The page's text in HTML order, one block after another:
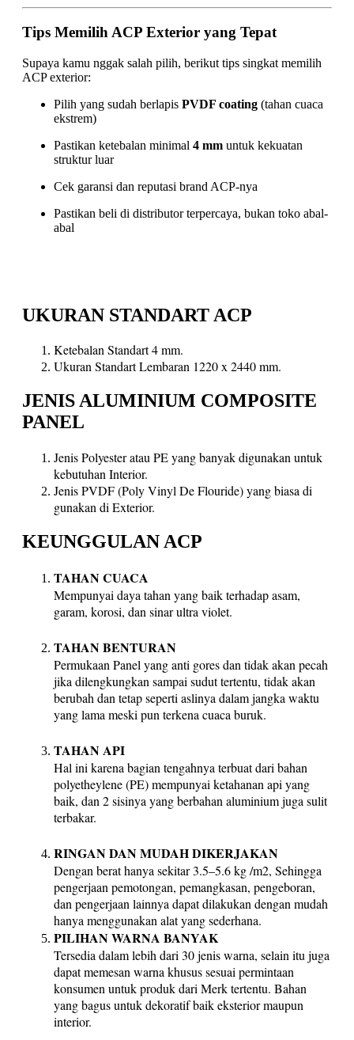
Tips Memilih ACP Exterior yang Tepat
Supaya kamu nggak salah pilih, berikut tips singkat memilih
ACP exterior:
Pilih yang sudah berlapis PVDF coating (tahan cuaca
ekstrem)
Pastikan ketebalan minimal 4 mm untuk kekuatan
struktur luar
Cek garansi dan reputasi brand ACP-nya
Pastikan beli di distributor terpercaya, bukan toko abal-
abal
UKURAN STANDART ACP
Ketebalan Standart 4 mm.
Ukuran Standart Lembaran 1220 x 2440 mm.
JENIS ALUMINIUM COMPOSITE
PANEL
Jenis Polyester atau PE yang banyak digunakan untuk
kebutuhan Interior.
Jenis PVDF (Poly Vinyl De Flouride) yang biasa di
gunakan di Exterior.
KEUNGGULAN ACP
TAHAN CUACA
Mempunyai daya tahan yang baik terhadap asam,
garam, korosi, dan sinar ultra violet.
TAHAN BENTURAN
Permukaan Panel yang anti gores dan tidak akan pecah
jika dilengkungkan sampai sudut tertentu, tidak akan
berubah dan tetap seperti aslinya dalam jangka waktu
yang lama meski pun terkena cuaca buruk.
TAHAN API
Hal ini karena bagian tengahnya terbuat dari bahan
polyetheylene (PE) mempunyai ketahanan api yang
baik, dan 2 sisinya yang berbahan aluminium juga sulit
terbakar.
RINGAN DAN MUDAH DIKERJAKAN
Dengan berat hanya sekitar 3.5–5.6 kg /m2, Sehingga
pengerjaan pemotongan, pemangkasan, pengeboran,
dan pengerjaan lainnya dapat dilakukan dengan mudah
hanya menggunakan alat yang sederhana.
PILIHAN WARNA BANYAK
Tersedia dalam lebih dari 30 jenis warna, selain itu juga
dapat memesan warna khusus sesuai permintaan
konsumen untuk produk dari Merk tertentu. Bahan
yang bagus untuk dekoratif baik eksterior maupun
interior.